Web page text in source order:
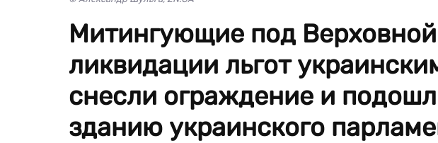
Митингующие под
ликвидации льгот
снесли ограждение и
зданию украинского